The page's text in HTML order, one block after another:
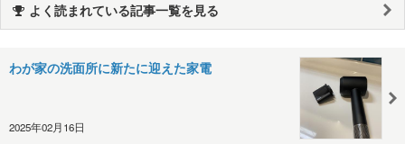
よく読まれている記事一覧を見る
わが家の洗面所に新たに迎えた家電
2025年02月16日